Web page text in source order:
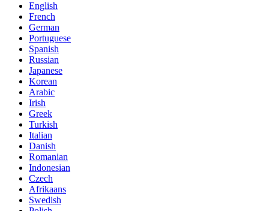
English
French
German
Portuguese
Spanish
Russian
Japanese
Korean
Arabic
Irish
Greek
Turkish
Italian
Danish
Romanian
Indonesian
Czech
Afrikaans
Swedish